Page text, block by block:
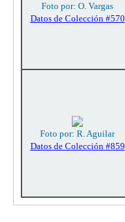
Foto por: O. Vargas
Datos de Colección #570
Foto por: R. Aguilar
Datos de Colección #859